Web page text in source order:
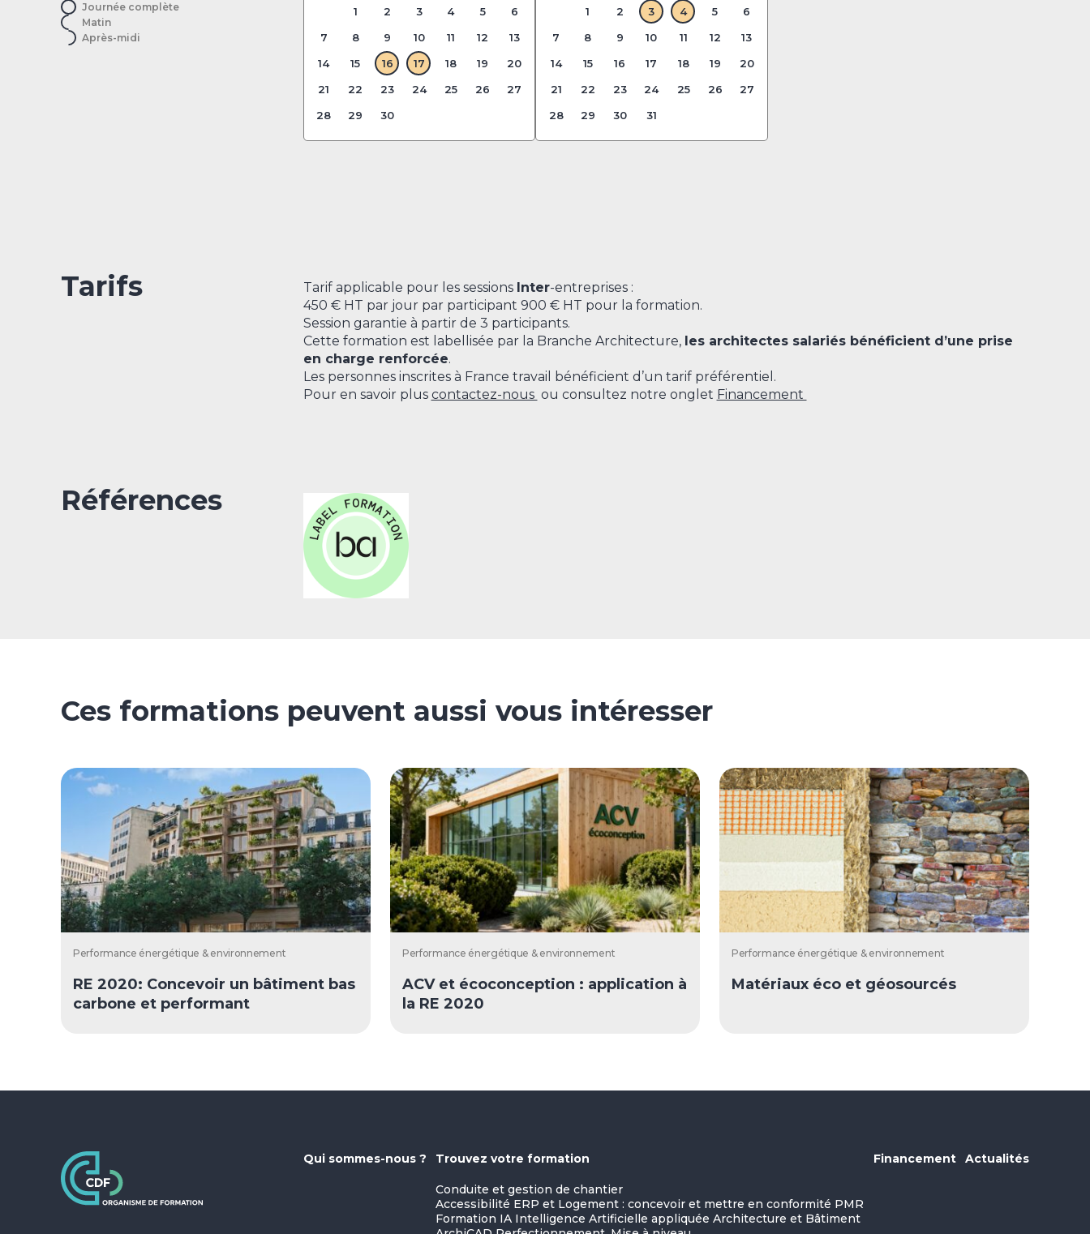
Journée complète
Matin
Après-midi
1 2 3 4 5
6
7
8 9 10 11 12
13
14
15 16 17 18 19
20
21
22 23 24 25 26
27
28
29 30
1 2 3 4 5
6
7
8 9 10 11 12
13
14
15 16 17 18 19
20
21
22 23 24 25 26
27
28
29 30 31
Tarifs Tarif applicable pour les sessions Inter-entreprises :
450 € HT par jour par participant 900 € HT pour la formation.
Session garantie à partir de 3 participants.
Cette formation est labellisée par la Branche Architecture, les architectes salariés bénéficient d’une prise
en charge renforcée.
Les personnes inscrites à France travail bénéficient d’un tarif préférentiel.
Pour en savoir plus contactez-nous ou consultez notre onglet Financement
Références
Ces formations peuvent aussi vous intéresser
Performance énergétique & environnement
RE 2020: Concevoir un bâtiment bas
carbone et performant
Performance énergétique & environnement
ACV et écoconception : application à
la RE 2020
Performance énergétique & environnement
Matériaux éco et géosourcés
Qui sommes-nous ? Trouvez votre formation
Conduite et gestion de chantier
Accessibilité ERP et Logement : concevoir et mettre en conformité PMR
Formation IA Intelligence Artificielle appliquée Architecture et Bâtiment
Financement Actualités